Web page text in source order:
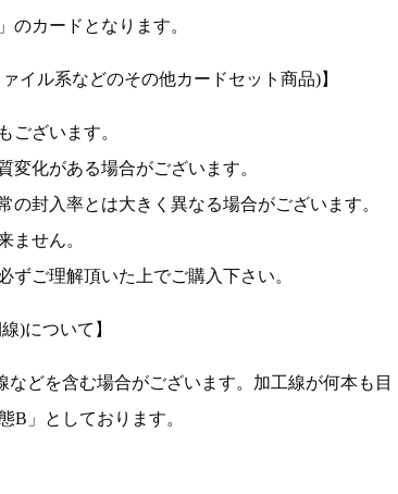
のカードとなります。
イル系などのその他カードセット商品)】
ございます。
化がある場合がございます。
封入率とは大きく異なる場合がございます。
ません。
ずご理解頂いた上でご購入下さい。
)について】
どを含む場合がございます。加工線が何本も目
B」としております。